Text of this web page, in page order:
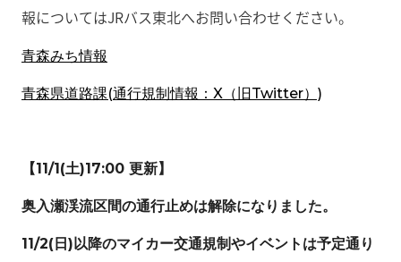
報についてはJRバス東北へお問い合わせください。
青森みち情報
青森県道路課(通行規制情報：X（旧Twitter）)
【11/1(土)17:00 更新】
奥入瀬渓流区間の通行止めは解除になりました。
11/2(日)以降のマイカー交通規制やイベントは予定通り